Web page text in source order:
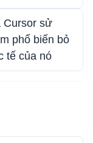
Cursor sử
phổ biến bỏ
tế của nó